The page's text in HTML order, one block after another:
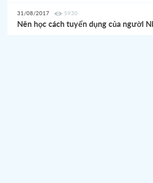
31/08/2017 5930
Nên học cách tuyển dụng của người